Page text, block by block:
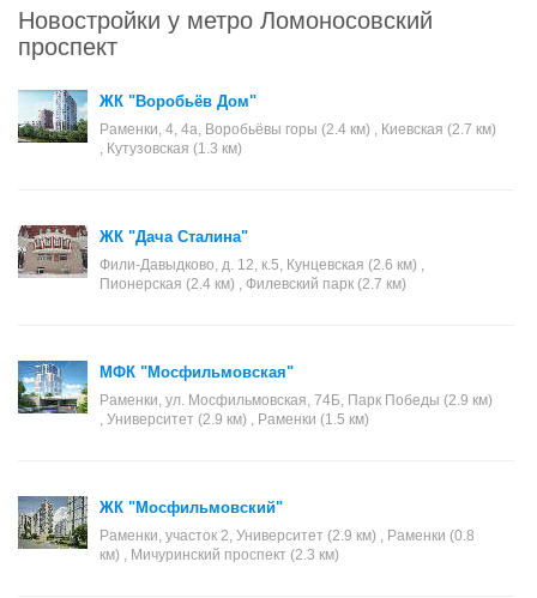
Новостройки у метро Ломоносовский
проспект
ЖК "Воробьёв Дом"
Раменки, 4, 4а, Воробьёвы горы (2.4 км) , Киевская (2.7 км)
, Кутузовская (1.3 км)
ЖК "Дача Сталина"
Фили-Давыдково, д. 12, к.5, Кунцевская (2.6 км) ,
Пионерская (2.4 км) , Филевский парк (2.7 км)
МФК "Мосфильмовская"
Раменки, ул. Мосфильмовская, 74Б, Парк Победы (2.9 км)
, Университет (2.9 км) , Раменки (1.5 км)
ЖК "Мосфильмовский"
Раменки, участок 2, Университет (2.9 км) , Раменки (0.8
км) , Мичуринский проспект (2.3 км)